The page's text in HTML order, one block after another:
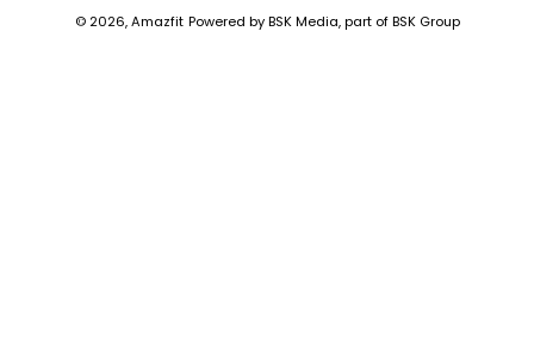
© 2026,Amazfit Powered byBSK Media, part ofBSK Group